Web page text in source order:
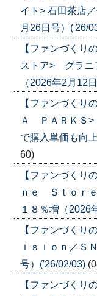
イト> 石田茶店
月26日号）('26/
【ファンづく
ストア> グラニ
（2026年2月12
【ファンづく
Ａ ＰＡＲＫＳ>
で購入単価も向
60)
【ファンづく
ｎｅ Ｓｔｏｒ
１８％増（2026
【ファンづく
ｉｓｉｏｎ／Ｓ
号）('26/02/03)
【ファンづく